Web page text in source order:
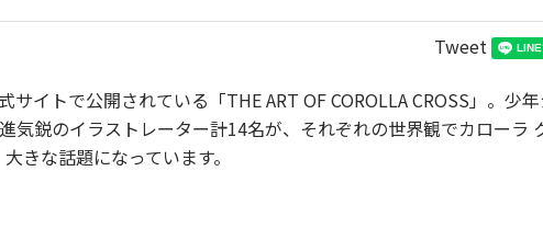
Tweet
サイトで公開されている 「THE ART OF COROLLA CROSS」 。少
気鋭のイラストレーター計14名が、それぞれの世界観でカローラ
きな話題になっています。